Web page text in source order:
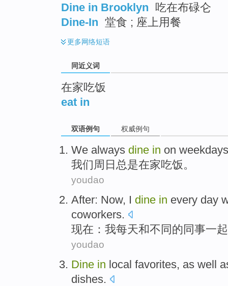
Dine in Brooklyn 吃在布碌仑
Dine-In 堂食 ; 座上用餐
更多网络短语
同近义词
在家吃饭
eat in
双语例句 权威例句
We always dine in on weekdays
我们周日 总是在家吃饭。
youdao
After: Now, I dine in every day
coworkers.
现在 ： 我每天和不同 的 同事一起
youdao
Dine in local favorites, as well
dishes.